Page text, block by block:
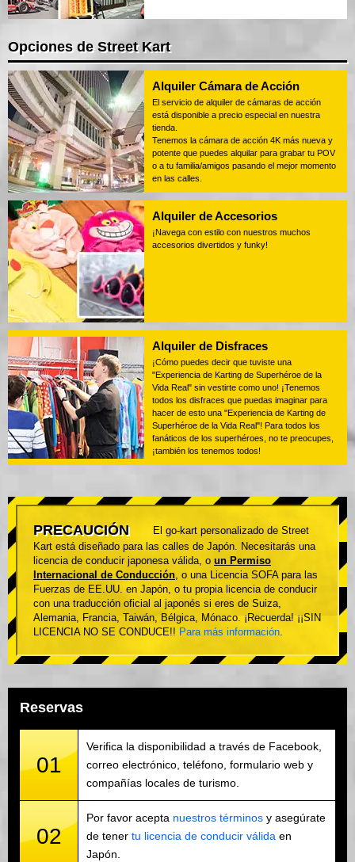
Opciones de Street Kart
Alquiler Cámara de Acción
El servicio de alquiler de cámaras de acción
está disponible a precio especial en nuestra
tienda.
Tenemos la cámara de acción 4K más nueva y
potente que puedes alquilar para grabar tu POV
o a tu familia/amigos pasando el mejor momento
en las calles.
Alquiler de Accesorios
¡Navega con estilo con nuestros muchos
accesorios divertidos y funky!
Alquiler de Disfraces
¡Cómo puedes decir que tuviste una
"Experiencia de Karting de Superhéroe de la
Vida Real" sin vestirte como uno! ¡Tenemos
todos los disfraces que puedas imaginar para
hacer de esto una "Experiencia de Karting de
Superhéroe de la Vida Real"! Para todos los
fanáticos de los superhéroes, no te preocupes,
¡también los tenemos todos!
PRECAUCIÓN
El go-kart personalizado de Street
Kart está diseñado para las calles de Japón. Necesitarás una
licencia de conducir japonesa válida, o un Permiso
Internacional de Conducción, o una Licencia SOFA para las
Fuerzas de EE.UU. en Japón, o tu propia licencia de conducir
con una traducción oficial al japonés si eres de Suiza,
Alemania, Francia, Taiwán, Bélgica, Mónaco. ¡Recuerda! ¡¡SIN
LICENCIA NO SE CONDUCE!! Para más información.
Reservas
01
Verifica la disponibilidad a través de Facebook,
correo electrónico, teléfono, formulario web y
compañías locales de turismo.
02
Por favor acepta nuestros términos y asegúrate
de tener tu licencia de conducir válida en
Japón.